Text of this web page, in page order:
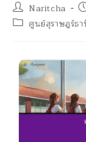
Naritcha
ศูนย์สุราษฎร์ธ